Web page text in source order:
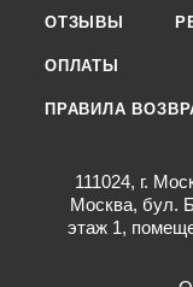
ОТЗЫВЫ
ОПЛАТЫ
ПРАВИЛА
111024, г.
Москва, бул.
этаж 1,